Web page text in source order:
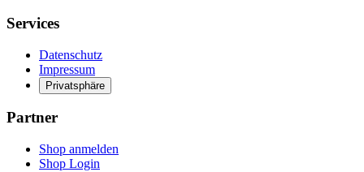
Services
Datenschutz
Impressum
Privatsphäre
Partner
Shop anmelden
Shop Login